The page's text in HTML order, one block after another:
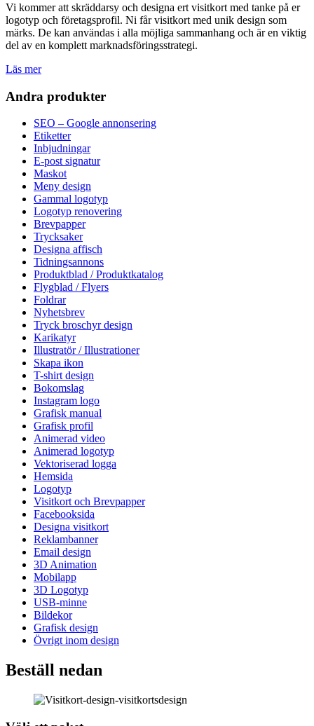
Vi kommer att skräddarsy och designa ert visitkort med tanke på er
logotyp och företagsprofil. Ni får visitkort med unik design som
märks. De kan användas i alla möjliga sammanhang och är en viktig
del av en komplett marknadsföringsstrategi.
Läs mer
Andra produkter
SEO – Google annonsering
Etiketter
Inbjudningar
E-post signatur
Maskot
Meny design
Gammal logotyp
Logotyp renovering
Brevpapper
Trycksaker
Designa affisch
Tidningsannons
Produktblad / Produktkatalog
Flygblad / Flyers
Foldrar
Nyhetsbrev
Tryck broschyr design
Karikatyr
Illustratör / Illustrationer
Skapa ikon
T-shirt design
Bokomslag
Instagram logo
Grafisk manual
Grafisk profil
Animerad video
Animerad logotyp
Vektoriserad logga
Hemsida
Logotyp
Visitkort och Brevpapper
Facebooksida
Designa visitkort
Reklambanner
Email design
3D Animation
Mobilapp
3D Logotyp
USB-minne
Bildekor
Grafisk design
Övrigt inom design
Beställ nedan